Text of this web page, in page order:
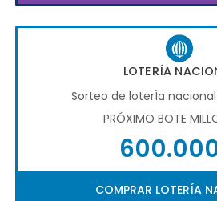
LOTERÍA
Sorteo de loterÍa
PRÓXIMO BOTE
COMPRAR LOTERÍA